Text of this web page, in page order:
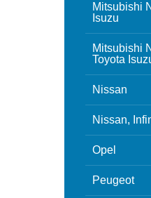
Mitsubishi
Isuzu
Mitsubishi
Toyota
Nissan
Nissan,
Opel
Peugeot